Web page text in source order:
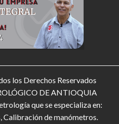
los Derechos Reservados
DE ANTIOQUIA
que se especializa en:
Calibración de manómetros.